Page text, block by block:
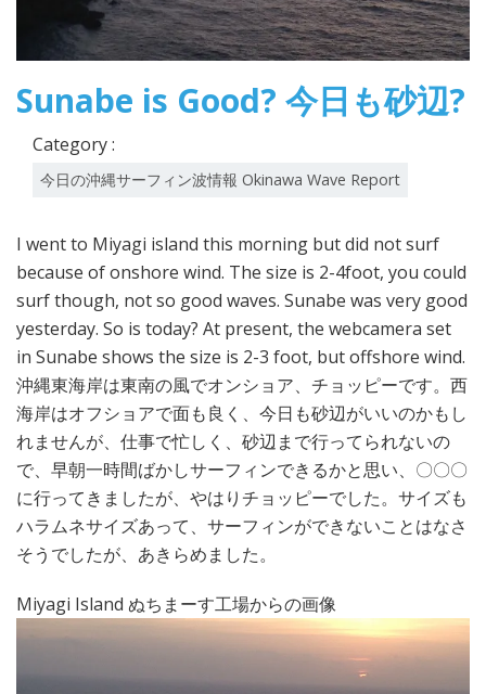
Sunabe is Good? 今日も砂辺?
Category :
今日の沖縄サーフィン波情報 Okinawa Wave Report
I went to Miyagi island this morning but did not surf
because of onshore wind. The size is 2-4foot, you could
surf though, not so good waves. Sunabe was very good
yesterday. So is today? At present, the webcamera set
in Sunabe shows the size is 2-3 foot, but offshore wind.
沖縄東海岸は東南の風でオンショア、チョッピーです。西
海岸はオフショアで面も良く、今日も砂辺がいいのかもし
れませんが、仕事で忙しく、砂辺まで行ってられないの
で、早朝一時間ばかしサーフィンできるかと思い、〇〇〇
に行ってきましたが、やはりチョッピーでした。サイズも
ハラムネサイズあって、サーフィンができないことはなさ
そうでしたが、あきらめました。
Miyagi Island ぬちまーす工場からの画像